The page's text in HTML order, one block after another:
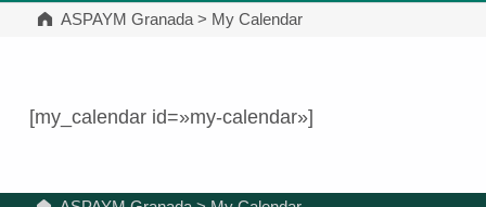
ASPAYM Granada> My Calendar
[my_calendar id=»my-calendar»]